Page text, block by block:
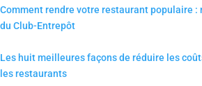
Comment rendre votre restaurant populaire :
du Club-Entrepôt
Les huit meilleures façons de réduire les
les restaurants